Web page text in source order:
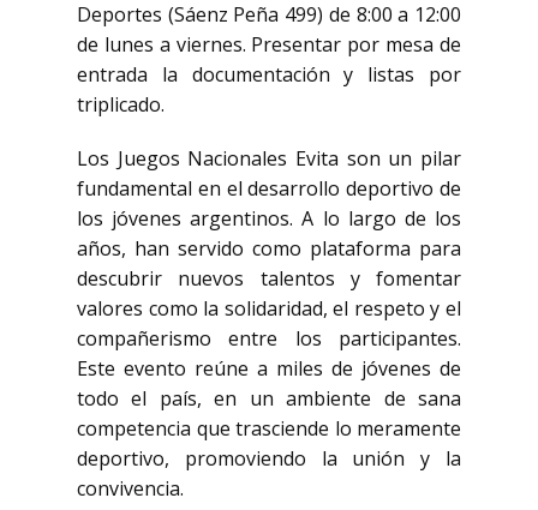
Deportes (Sáenz Peña 499) de 8:00 a 12:00
de lunes a viernes. Presentar por mesa de
entrada la documentación y listas por
triplicado.
Los Juegos Nacionales Evita son un pilar
fundamental en el desarrollo deportivo de
los jóvenes argentinos. A lo largo de los
años, han servido como plataforma para
descubrir nuevos talentos y fomentar
valores como la solidaridad, el respeto y el
compañerismo entre los participantes.
Este evento reúne a miles de jóvenes de
todo el país, en un ambiente de sana
competencia que trasciende lo meramente
deportivo, promoviendo la unión y la
convivencia.